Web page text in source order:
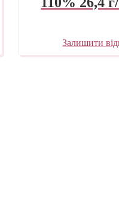
Залишити